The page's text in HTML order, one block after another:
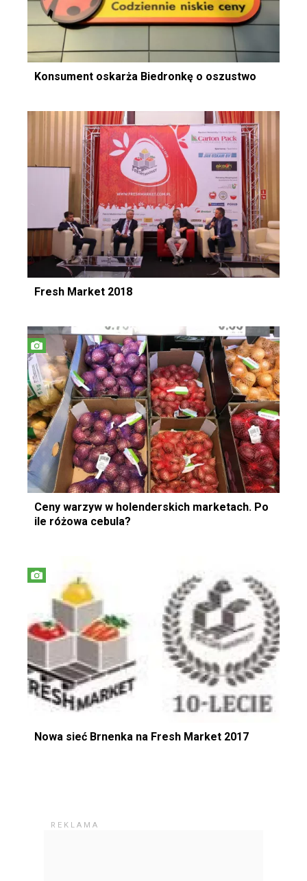
Konsument oskarża Biedronkę o oszustwo
Fresh Market 2018
Ceny warzyw w holenderskich marketach. Po
ile różowa cebula?
Nowa sieć Brnenka na Fresh Market 2017